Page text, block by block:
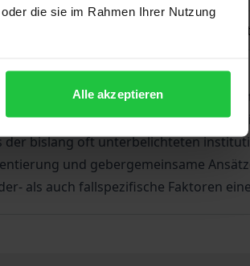
die sie im Rahmen Ihrer Nutzung
Alle akzeptieren
die nationale Umsetzung
die Studie drei langjährige EU-
bislang oft unterbelichteten
und gebergemeinsame
als auch fallspezifische Faktoren